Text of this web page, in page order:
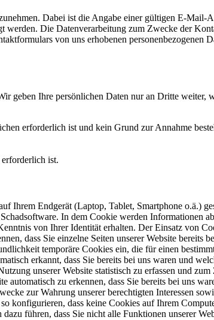
Dabei ist die Angabe einer gültigen E-Mail-
Die Datenverarbeitung zum Zwecke der
von uns erhobenen personenbezogenen
geben Ihre persönlichen Daten nur an Dritte weiter,
erforderlich ist und kein Grund zur Annahme
ist.
Ihrem Endgerät (Laptop, Tablet, Smartphone o.ä.)
In dem Cookie werden Informationen
von Ihrer Identität erhalten. Der Einsatz von
dass Sie einzelne Seiten unserer Website bereits
temporäre Cookies ein, die für einen
erkannt, dass Sie bereits bei uns waren und
unserer Website statistisch zu erfassen und
automatisch zu erkennen, dass Sie bereits bei uns
zur Wahrung unserer berechtigten Interessen
konfigurieren, dass keine Cookies auf Ihrem
führen, dass Sie nicht alle Funktionen unserer